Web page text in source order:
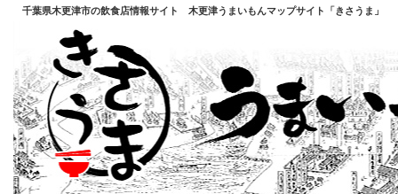
千葉県木更津市の飲食店情報サイト 木更津うまいもんマップサイト「きさうま」